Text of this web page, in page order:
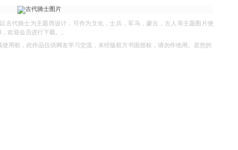
古代骑士为主题而设计，可作为文化，士兵，军马，蒙古，古人等主题图片使
欢迎会员进行下载。。
用权，此作品仅供网友学习交流，未经版权方书面授权，请勿作他用。若您的